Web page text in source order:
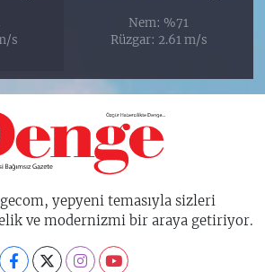
s
Nem: %71
Rüzgar: 2.61 m/s
yepyeni temasıyla sizleri
ve modernizmi bir araya getiriyor.